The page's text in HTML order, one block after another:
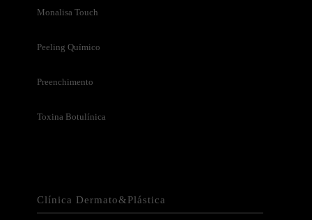
Monalisa Touch
Peeling Químico
Preenchimento
Toxina Botulínica
Clínica Dermato&Plástica